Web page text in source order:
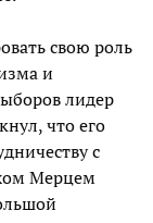
свою роль
и
лидер
что его
с
Мерцем